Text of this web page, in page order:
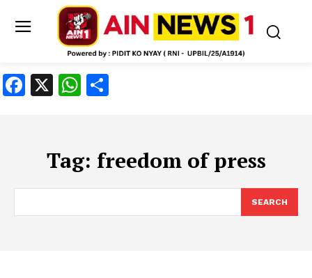
Facebook
X WhatsApp
Tag: freedom of press
SEARCH